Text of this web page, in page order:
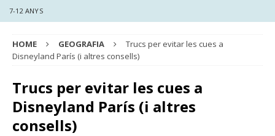
7-12 ANYS
HOME GEOGRAFIA
Trucs per evitar les cues a
Disneyland París (i altres consells)
Trucs per evitar les cues a
Disneyland París (i altres
consells)